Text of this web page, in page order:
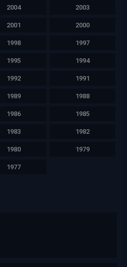
2004 2003
2001 2000
1998 1997
1995 1994
1992 1991
1989 1988
1986 1985
1983 1982
1980 1979
1977